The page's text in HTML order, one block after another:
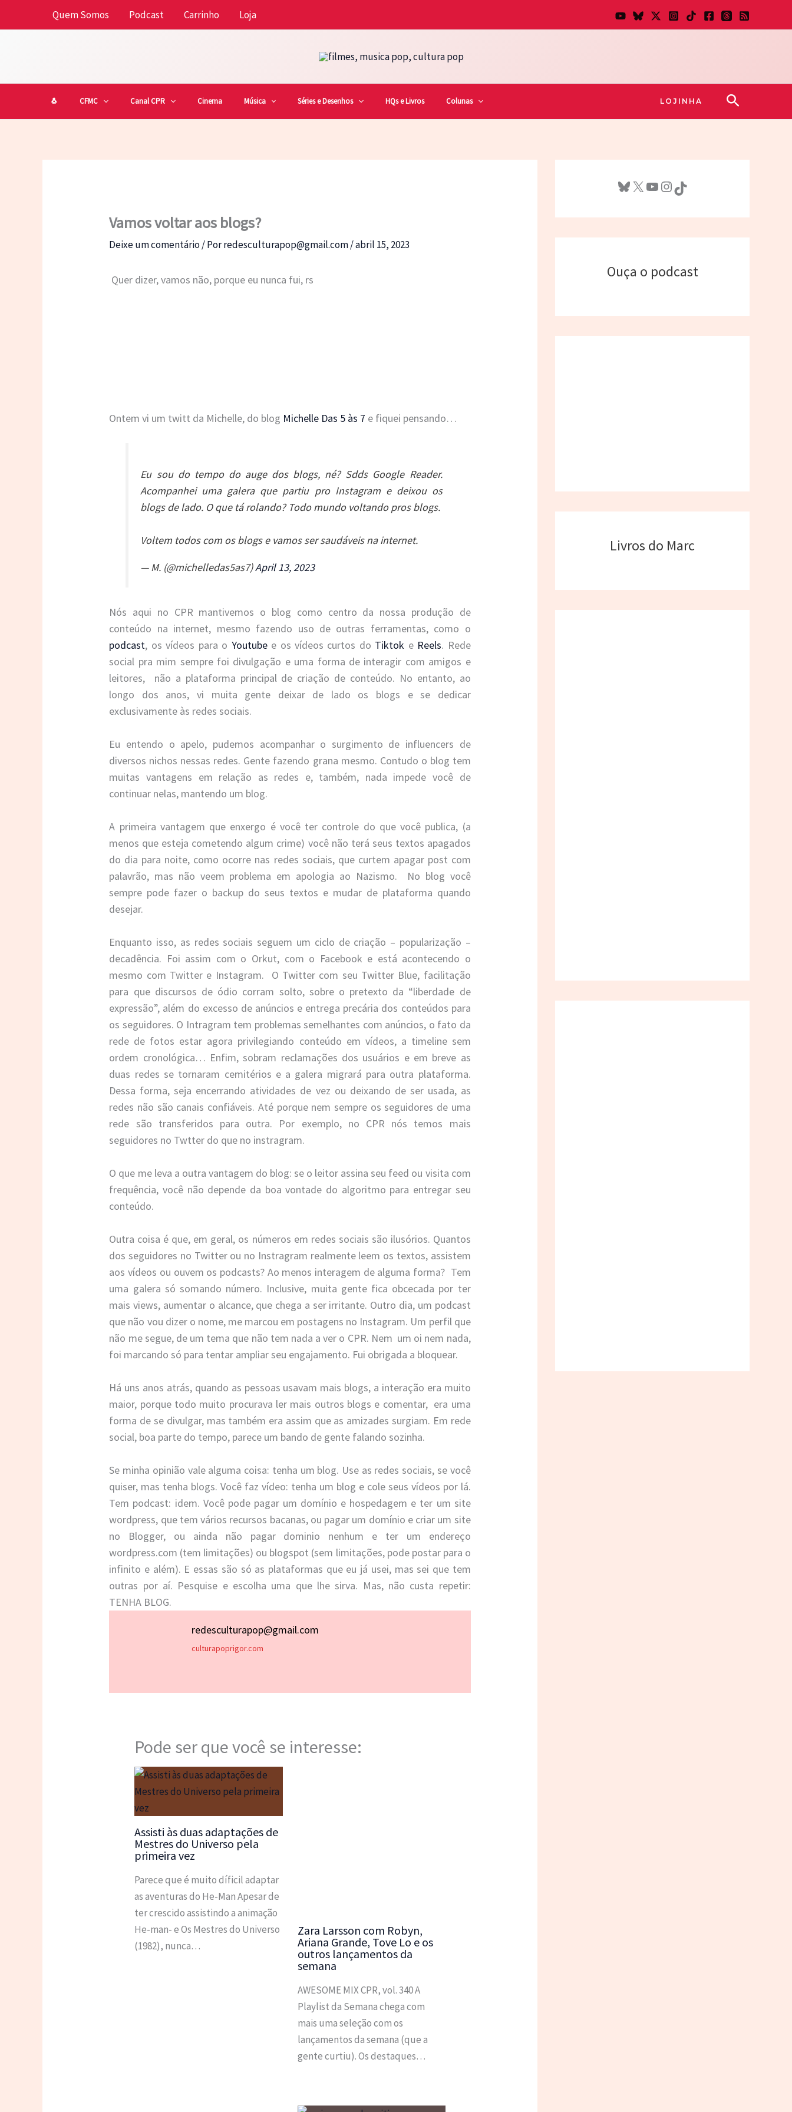
Quem Somos Podcast Carrinho Loja
🐧 CFMC Canal CPR Cinema Música Séries e Desenhos HQs e Livros Colunas LOJINHA Pesquisar
Vamos voltar aos blogs?
Deixe um comentário/ Porredesculturapop@gmail.com/abril 15, 2023
Quer dizer, vamos não, porque eu nunca fui, rs
Ontem vi um twitt da Michelle, do blog Michelle Das 5 às 7 e fiquei pensando…
Eu sou do tempo do auge dos blogs, né? Sdds Google Reader.
Acompanhei uma galera que partiu pro Instagram e deixou os
blogs de lado. O que tá rolando? Todo mundo voltando pros blogs.
Voltem todos com os blogs e vamos ser saudáveis na internet.
— M. (@michelledas5as7)April 13, 2023
Nós aqui no CPR mantivemos o blog como centro da nossa produção de
conteúdo na internet, mesmo fazendo uso de outras ferramentas, como o
podcast, os vídeos para o Youtubee os vídeos curtos do Tiktok e Reels. Rede
social pra mim sempre foi divulgação e uma forma de interagir com amigos e
leitores, não a plataforma principal de criação de conteúdo. No entanto, ao
longo dos anos, vi muita gente deixar de lado os blogs e se dedicar
exclusivamente às redes sociais.
Eu entendo o apelo, pudemos acompanhar o surgimento de influencers de
diversos nichos nessas redes. Gente fazendo grana mesmo. Contudo o blog tem
muitas vantagens em relação as redes e, também, nada impede você de
continuar nelas, mantendo um blog.
A primeira vantagem que enxergo é você ter controle do que você publica, (a
menos que esteja cometendo algum crime) você não terá seus textos apagados
do dia para noite, como ocorre nas redes sociais, que curtem apagar post com
palavrão, mas não veem problema em apologia ao Nazismo. No blog você
sempre pode fazer o backup do seus textos e mudar de plataforma quando
desejar.
Enquanto isso, as redes sociais seguem um ciclo de criação – popularização –
decadência. Foi assim com o Orkut, com o Facebook e está acontecendo o
mesmo com Twitter e Instagram. O Twitter com seu Twitter Blue, facilitação
para que discursos de ódio corram solto, sobre o pretexto da “liberdade de
expressão”, além do excesso de anúncios e entrega precária dos conteúdos para
os seguidores. O Intragram tem problemas semelhantes com anúncios, o fato da
rede de fotos estar agora privilegiando conteúdo em vídeos, a timeline sem
ordem cronológica… Enfim, sobram reclamações dos usuários e em breve as
duas redes se tornaram cemitérios e a galera migrará para outra plataforma.
Dessa forma, seja encerrando atividades de vez ou deixando de ser usada, as
redes não são canais confiáveis. Até porque nem sempre os seguidores de uma
rede são transferidos para outra. Por exemplo, no CPR nós temos mais
seguidores no Twtter do que no instragram.
O que me leva a outra vantagem do blog: se o leitor assina seu feed ou visita com
frequência, você não depende da boa vontade do algoritmo para entregar seu
conteúdo.
Outra coisa é que, em geral, os números em redes sociais são ilusórios. Quantos
dos seguidores no Twitter ou no Instragram realmente leem os textos, assistem
aos vídeos ou ouvem os podcasts? Ao menos interagem de alguma forma? Tem
uma galera só somando número. Inclusive, muita gente fica obcecada por ter
mais views, aumentar o alcance, que chega a ser irritante. Outro dia, um podcast
que não vou dizer o nome, me marcou em postagens no Instagram. Um perfil que
não me segue, de um tema que não tem nada a ver o CPR. Nem um oi nem nada,
foi marcando só para tentar ampliar seu engajamento. Fui obrigada a bloquear.
Há uns anos atrás, quando as pessoas usavam mais blogs, a interação era muito
maior, porque todo muito procurava ler mais outros blogs e comentar, era uma
forma de se divulgar, mas também era assim que as amizades surgiam. Em rede
social, boa parte do tempo, parece um bando de gente falando sozinha.
Se minha opinião vale alguma coisa: tenha um blog. Use as redes sociais, se você
quiser, mas tenha blogs. Você faz vídeo: tenha um blog e cole seus vídeos por lá.
Tem podcast: idem. Você pode pagar um domínio e hospedagem e ter um site
wordpress, que tem vários recursos bacanas, ou pagar um domínio e criar um site
no Blogger, ou ainda não pagar dominio nenhum e ter um endereço
wordpress.com (tem limitações) ou blogspot (sem limitações, pode postar para o
infinito e além). E essas são só as plataformas que eu já usei, mas sei que tem
outras por aí. Pesquise e escolha uma que lhe sirva. Mas, não custa repetir:
TENHA BLOG.
redesculturapop@gmail.com
culturapoprigor.com
Pode ser que você se interesse:
Assisti às duas adaptações de
Mestres do Universo pela
primeira vez
Parece que é muito díficil adaptar
as aventuras do He-Man Apesar de
ter crescido assistindo a animação
He-man- e Os Mestres do Universo
(1982), nunca…
Zara Larsson com Robyn,
Ariana Grande, Tove Lo e os
outros lançamentos da
semana
AWESOME MIX CPR, vol. 340 A
Playlist da Semana chega com
mais uma seleção com os
lançamentos da semana (que a
gente curtiu). Os destaques…
Bluesky X Youtube InstagramTikTok
Ouça o podcast
Livros do Marc